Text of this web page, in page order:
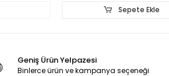
Sepete Ekle
Geniş Ürün Yelpazesi
Binlerce ürün ve kampanya seçeneği